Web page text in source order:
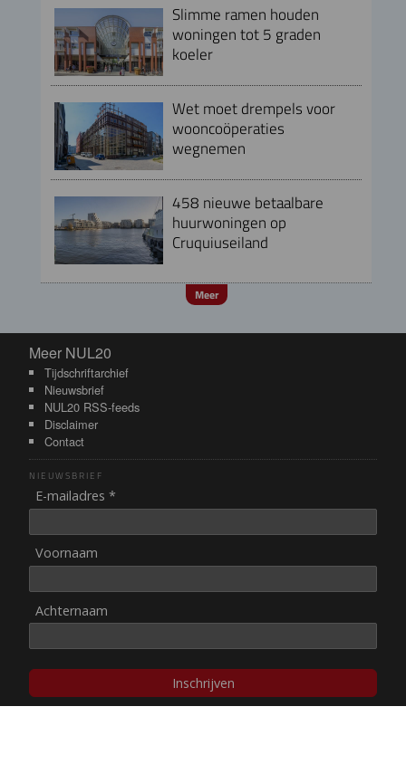
Slimme ramen houden
woningen tot 5 graden
koeler
Wet moet drempels voor
wooncoöperaties
wegnemen
458 nieuwe betaalbare
huurwoningen op
Cruquiuseiland
Meer
Meer NUL20
Meer NUL20
Tijdschriftarchief
Nieuwsbrief
NUL20 RSS-feeds
Disclaimer
Contact
NIEUWSBRIEF
E-mailadres *
Voornaam
Achternaam
Inschrijven